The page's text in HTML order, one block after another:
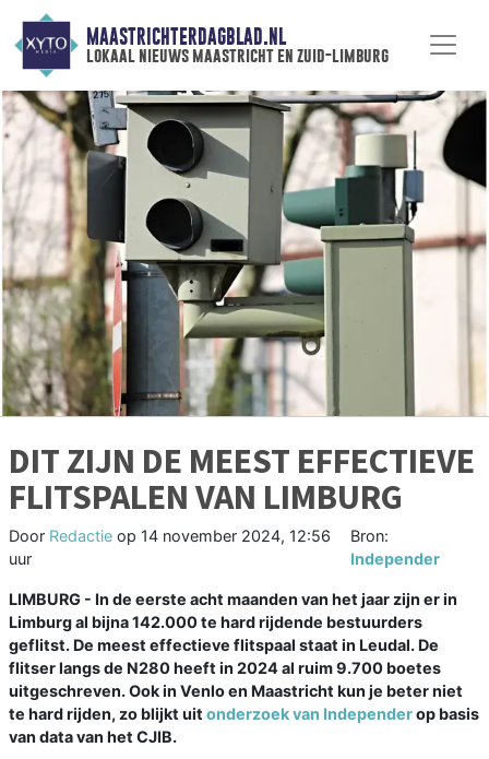
MAASTRICHTERDAGBLAD.NL
lokaal nieuws maastricht en zuid-limburg
DIT ZIJN DE MEEST EFFECTIEVE
FLITSPALEN VAN LIMBURG
Door Redactie op 14 november 2024, 12:56
uur
Bron:
Independer
LIMBURG - In de eerste acht maanden van het jaar zijn er in
Limburg al bijna 142.000 te hard rijdende bestuurders
geflitst. De meest effectieve flitspaal staat in Leudal. De
flitser langs de N280 heeft in 2024 al ruim 9.700 boetes
uitgeschreven. Ook in Venlo en Maastricht kun je beter niet
te hard rijden, zo blijkt uit onderzoek van Independerop basis
van data van het CJIB.